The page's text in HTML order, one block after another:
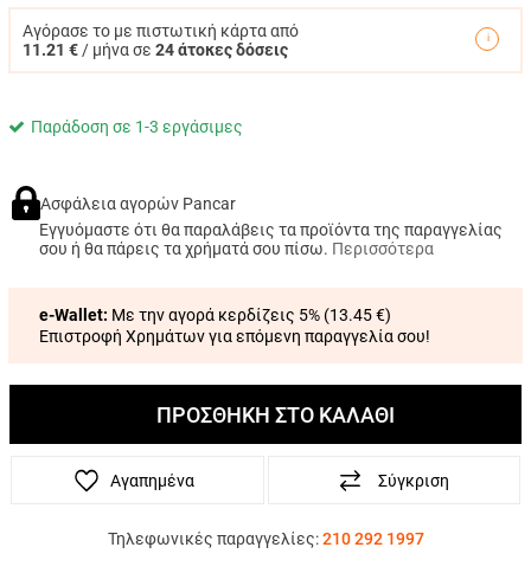
Αγόρασε το με πιστωτική κάρτα από
11.21 € / μήνα σε 24 άτοκες δόσεις
Παράδοση σε 1-3 εργάσιμες
Ασφάλεια αγορών Pancar
Εγγυόμαστε ότι θα παραλάβεις τα προϊόντα της παραγγελίας
σου ή θα πάρεις τα χρήματά σου πίσω. Περισσότερα
e-Wallet: Με την αγορά κερδίζεις 5% (13.45 €)
Επιστροφή Χρημάτων για επόμενη παραγγελία σου!
ΠΡΟΣΘΗΚΗ ΣΤΟ ΚΑΛΑΘΙ
Αγαπημένα Σύγκριση
Τηλεφωνικές παραγγελίες: 210 292 1997